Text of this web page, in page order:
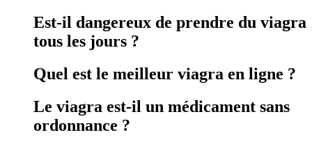
Est-il dangereux de prendre du viagra
tous les jours ?
Quel est le meilleur viagra en ligne ?
Le viagra est-il un médicament sans
ordonnance ?